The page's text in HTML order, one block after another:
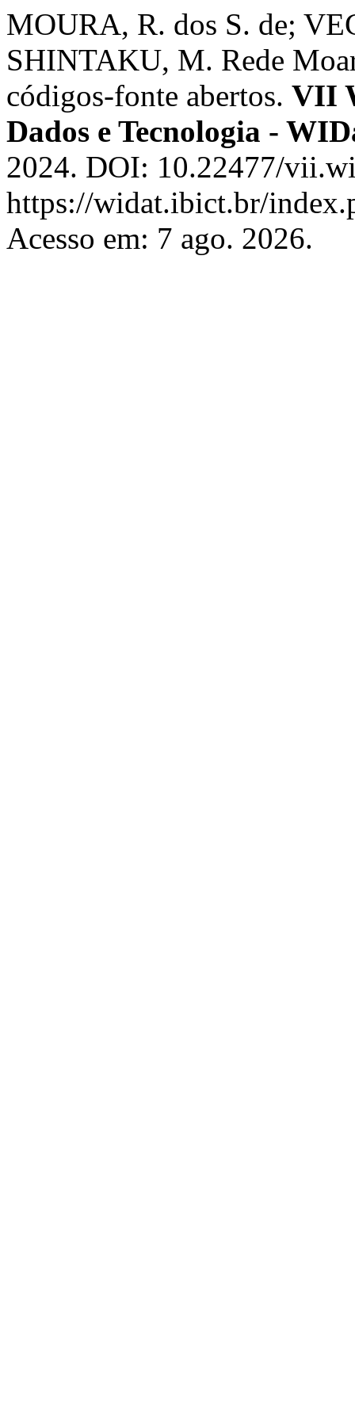
MOURA, R. dos S. de;
SHINTAKU, M. Rede
códigos-fonte abertos. VII
Dados e Tecnologia -
2024. DOI: 10.22477/
https://widat.ibict.br/
Acesso em: 7 ago. 2026.